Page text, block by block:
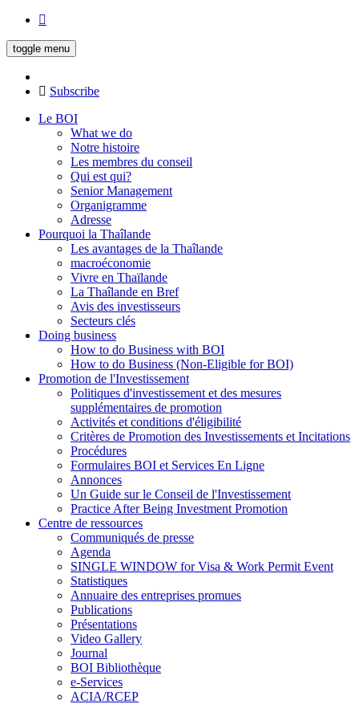
toggle menu
Subscribe
Le BOI
What we do
Notre histoire
Les membres du conseil
Qui est qui?
Senior Management
Organigramme
Adresse
Pourquoi la Thaîlande
Les avantages de la Thaîlande
macroéconomie
Vivre en Thaïlande
La Thaîlande en Bref
Avis des investisseurs
Secteurs clés
Doing business
How to do Business with BOI
How to do Business (Non-Eligible for BOI)
Promotion de l'Investissement
Politiques d'investissement et des mesures
supplémentaires de promotion
Activités et conditions d'éligibilité
Critères de Promotion des Investissements et Incitations
Procédures
Formulaires BOI et Services En Ligne
Annonces
Un Guide sur le Conseil de l'Investissement
Practice After Being Investment Promotion
Centre de ressources
Communiqués de presse
Agenda
SINGLE WINDOW for Visa & Work Permit Event
Statistiques
Annuaire des entreprises promues
Publications
Présentations
Video Gallery
Journal
BOI Bibliothèque
e-Services
ACIA/RCEP